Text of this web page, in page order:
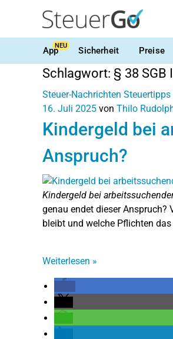
AppNEU Sicherheit Preise
Schlagwort: § 38 SGB
Steuer-Nachrichten Steuertipps
16. Juli 2025 von Thilo
Kindergeld bei
Anspruch?
Kindergeld bei
genau endet dieser Anspruch?
bleibt und welche Pflichten
Weiterlesen »